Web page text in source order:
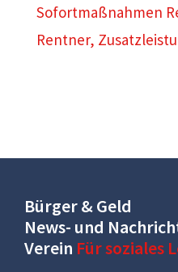
Sofortmaßnahmen
Rentner,
Bürger & Geld
News- und
Verein Für soziales